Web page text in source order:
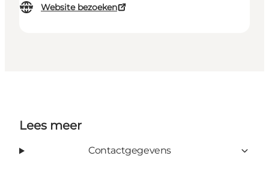
Website bezoeken
Lees meer
Contactgegevens